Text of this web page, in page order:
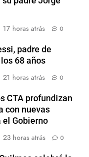
17 horas atrás 0
padre de
68 años
21 horas atrás 0
CTA profundizan
con nuevas
el Gobierno
23 horas atrás 0